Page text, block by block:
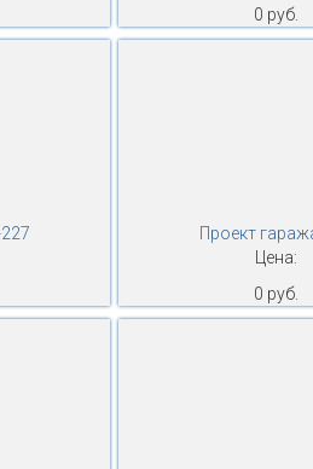
0 руб.
Проект
Цена:
0 руб.